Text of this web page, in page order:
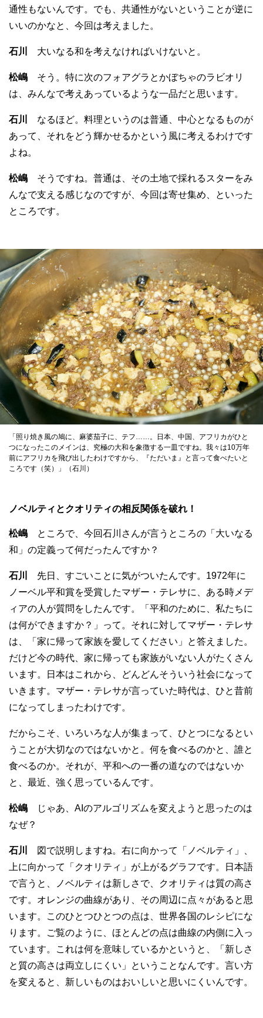
通性もないんです。でも、共通性がないということが逆に
いいのかなと、今回は考えました。
石川 大いなる和を考えなければいけないと。
松嶋 そう。特に次のフォアグラとかぼちゃのラビオリ
は、みんなで考えあっているような一品だと思います。
石川
なるほど。料理というのは普通、中心となるものが
あって、それをどう輝かせるかという風に考えるわけです
よね。
松嶋 そうですね。普通は、その土地で採れるスターをみ
んなで支える感じなのですが、今回は寄せ集め、といった
ところです。
「照り焼き風の鳩に、麻婆茄子に、テフ……。日本、中国、アフリカがひと
つになったこのメインは、究極の大和を象徴する一皿ですね。我々は10万年
前にアフリカを飛び出したわけですから、『ただいま』と言って食べたいと
ころです（笑）」（石川）
ノベルティとクオリティの相反関係を破れ！
松嶋 ところで、今回石川さんが言うところの「大いなる
和」の定義って何だったんですか？
石川
先日、すごいことに気がついたんです。1972年に
ノーベル平和賞を受賞したマザー・テレサに、ある時メデ
ィアの人が質問をしたんです。「平和のために、私たちに
は何ができますか？」って。それに対してマザー・テレサ
は、「家に帰って家族を愛してください」と答えました。
だけど今の時代、家に帰っても家族がいない人がたくさん
います。日本はこれから、どんどんそういう社会になって
いきます。マザー・テレサが言っていた時代は、ひと昔前
になってしまったわけです。
だからこそ、いろいろな人が集まって、ひとつになるとい
うことが大切なのではないかと。何を食べるのかと、誰と
食べるのか。それが、平和への一番の道なのではないか
と、最近、強く思っているんです。
松嶋 じゃあ、AIのアルゴリズムを変えようと思ったのは
なぜ？
石川
図で説明しますね。右に向かって「ノベルティ」、
上に向かって「クオリティ」が上がるグラフです。日本語
で言うと、ノベルティは新しさで、クオリティは質の高さ
です。オレンジの曲線があり、その周辺に点々があると思
います。このひとつひとつの点は、世界各国のレシピにな
ります。ご覧のように、ほとんどの点は曲線の内側に入っ
ています。これは何を意味しているかというと、「新しさ
と質の高さは両立しにくい」ということなんです。言い方
を変えると、新しいものはおいしいと思いにくいんです。